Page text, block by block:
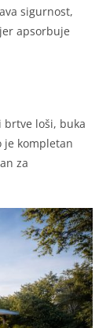
sigurnost,
apsorbuje
brtve loši, buka
je kompletan
za